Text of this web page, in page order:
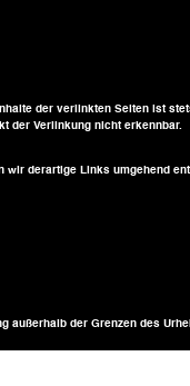
der verlinkten Seiten ist
der Verlinkung nicht erkennbar.
wir derartige Links umgehend
außerhalb der Grenzen des